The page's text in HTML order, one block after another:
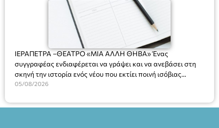
ΙΕΡΑΠΕΤΡΑ –ΘΕΑΤΡΟ «ΜΙΑ ΑΛΛΗ ΘΗΒΑ» Ένας
συγγραφέας ενδιαφέρεται να γράψει και να ανεβάσει στη
σκηνή την ιστορία ενός νέου που εκτίει ποινή ισόβιας
κάθειρξης για πατροκτονία. Ένα πολυβραβευμένο έργο για
ασθένεια, τον ερωτισμό. Ένα έργο αινιγματικό, συγκινητικό,
05/08/2026